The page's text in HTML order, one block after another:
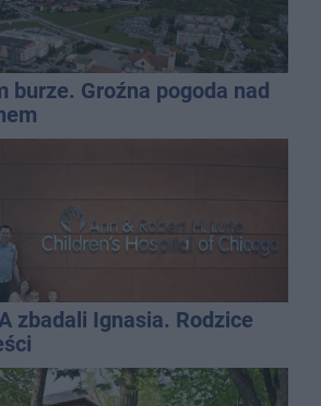
burze. Groźna pogoda nad
zbadali Ignasia. Rodzice